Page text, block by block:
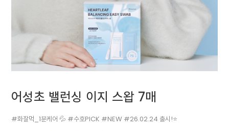
어성초 밸런싱 이지 스왑 7매
#화잘먹_1분케어 💦 #수호PICK #NEW #26.02.24 출시!⭐